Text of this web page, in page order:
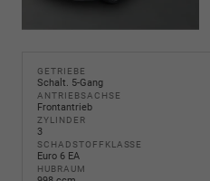
GETRIEBE
Schalt. 5-Gang
ANTRIEBSACHSE
Frontantrieb
ZYLINDER
3
SCHADSTOFFKLASSE
Euro 6 EA
HUBRAUM